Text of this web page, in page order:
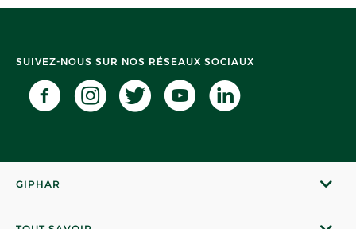
SUIVEZ-NOUS SUR NOS RÉSEAUX SOCIAUX
GIPHAR